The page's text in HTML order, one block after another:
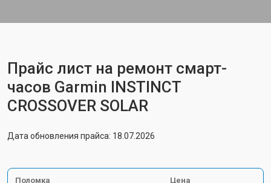
Прайс лист на ремонт смарт-
часов Garmin INSTINCT
CROSSOVER SOLAR
Дата обновления прайса: 18.07.2026
Поломка Цена